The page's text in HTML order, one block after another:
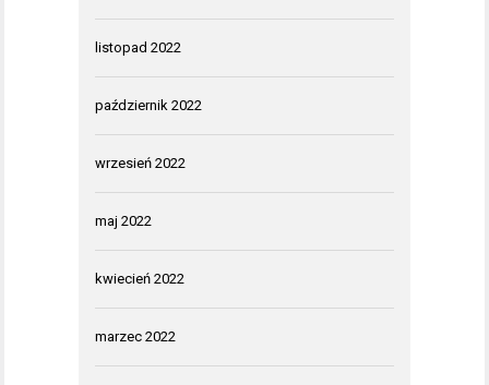
listopad 2022
październik 2022
wrzesień 2022
maj 2022
kwiecień 2022
marzec 2022